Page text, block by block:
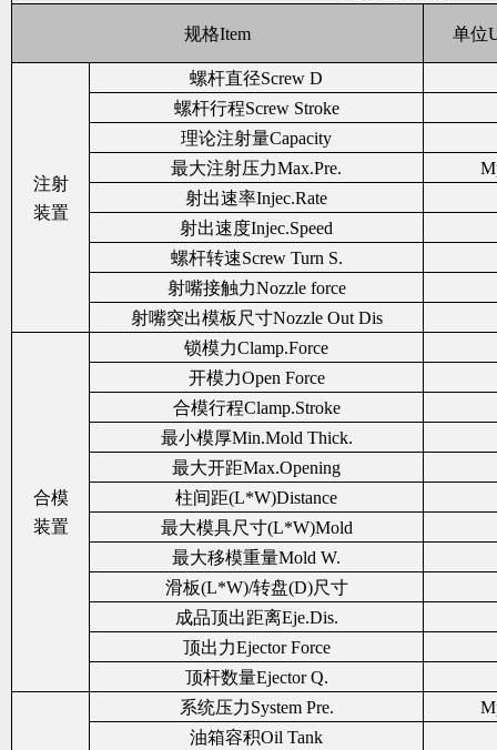
规格Item 单位
注射
装置
螺杆直径Screw D
螺杆行程Screw Stroke
理论注射量Capacity
最大注射压力Max.Pre.
射出速率Injec.Rate
射出速度Injec.Speed
螺杆转速Screw Turn S.
射嘴接触力Nozzle force
射嘴突出模板尺寸Nozzle Out Dis
合模
装置
锁模力Clamp.Force
开模力Open Force
合模行程Clamp.Stroke
最小模厚Min.Mold Thick.
最大开距Max.Opening
柱间距(L*W)Distance
最大模具尺寸(L*W)Mold
最大移模重量Mold W.
滑板(L*W)/转盘(D)尺寸
成品顶出距离Eje.Dis.
顶出力Ejector Force
顶杆数量Ejector Q.
系统压力System Pre.
油箱容积Oil Tank